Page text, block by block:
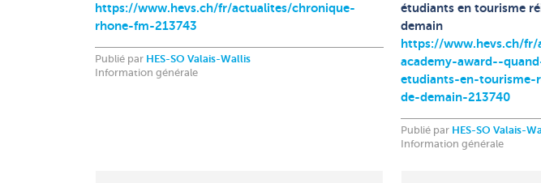
https://www.hevs.ch/fr/actualites/chronique-
rhone-fm-213743
Publié par HES-SO Valais-Wallis
Information générale
étudiants en tourisme
demain
https://www.hevs.ch/fr/
academy-award--
etudiants-en-tourisme-
de-demain-213740
Publié par HES-SO Valais-
Information générale